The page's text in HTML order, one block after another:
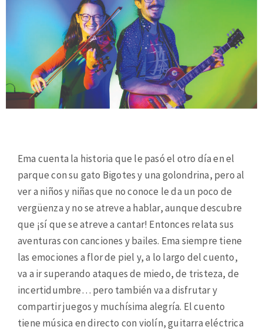
Ema cuenta la historia que le pasó el otro día en el
parque con su gato Bigotes y una golondrina, pero al
ver a niños y niñas que no conoce le da un poco de
vergüenza y no se atreve a hablar, aunque descubre
que ¡sí que se atreve a cantar! Entonces relata sus
aventuras con canciones y bailes. Ema siempre tiene
las emociones a flor de piel y, a lo largo del cuento,
va a ir superando ataques de miedo, de tristeza, de
incertidumbre… pero también va a disfrutar y
compartir juegos y muchísima alegría. El cuento
tiene música en directo con violín, guitarra eléctrica